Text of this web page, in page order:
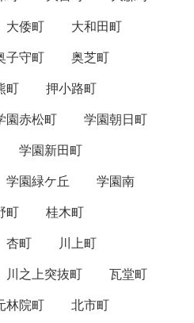
大倭町
大和田町
子守町
奥芝町
町
押小路町
園赤松町
学園朝日町
学園新田町
学園緑ケ丘
学園南
町
桂木町
杏町
川上町
川之上突抜町
瓦堂町
林院町
北市町